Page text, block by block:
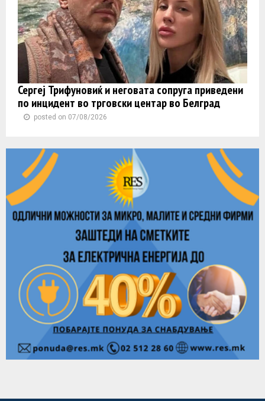
Сергеј Трифуновиќ и неговата сопруга приведени
по инцидент во трговски центар во Белград
posted on 07/08/2026